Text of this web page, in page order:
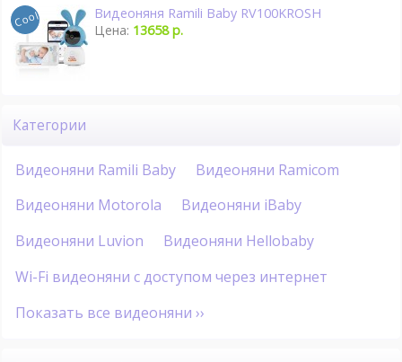
Видеоняня Ramili Baby RV100KROSH
Цена: 13658 р.
Категории
Видеоняни Ramili Baby
Видеоняни Ramicom
Видеоняни Motorola
Видеоняни iBaby
Видеоняни Luvion
Видеоняни Hellobaby
Wi-Fi видеоняни с доступом через интернет
Показать все видеоняни ››